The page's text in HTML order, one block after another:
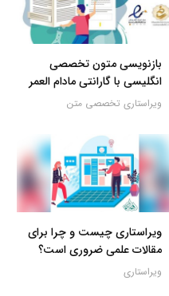
بازنویسی متون تخصصی
انگلیسی با گارانتی مادام العمر
ویراستاری تخصصی متن
ویراستاری چیست و چرا برای
مقالات علمی ضروری است؟
ویراستاری